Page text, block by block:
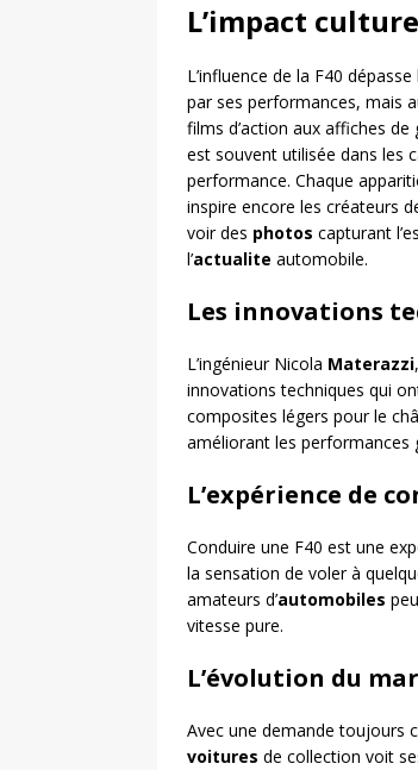
L’impact
L’influence de la F40
par ses performances, mais
films d’action aux affiches
est souvent utilisée dans les
performance. Chaque
inspire encore les créateurs
voir des photos capturant
l’actualite automobile.
Les innovations
L’ingénieur Nicola Materazzi
innovations techniques qui
composites légers pour le
améliorant les performances
L’expérience de
Conduire une F40 est une
la sensation de voler à
amateurs d’automobiles
vitesse pure.
L’évolution du
Avec une demande toujours
voitures de collection voit